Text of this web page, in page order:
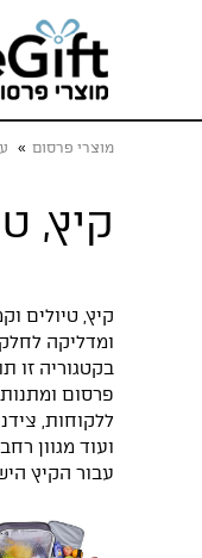
מוצרי פרסום »
קיץ,
קיץ, טיולים
ומדליקה
בקטגוריה זו
פרסום
ללקוחות,
ועוד מגוון
עבור הקיץ